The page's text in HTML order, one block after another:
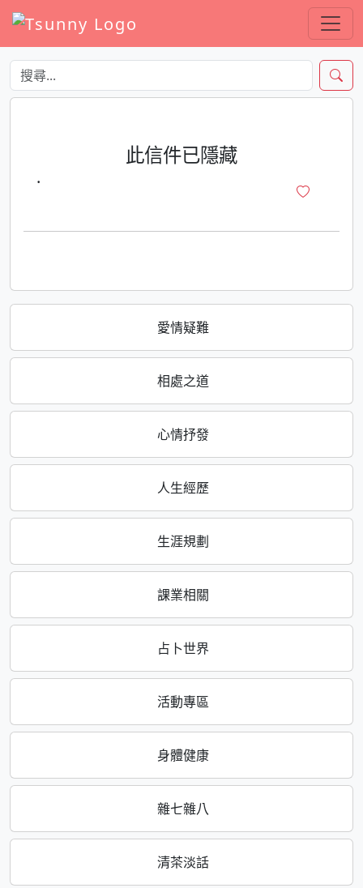
愛情疑難
相處之道
心情抒發
人生經歷
生涯規劃
課業相關
占卜世界
活動專區
身體健康
雜七雜八
清茶淡話
此信件已隱藏
·